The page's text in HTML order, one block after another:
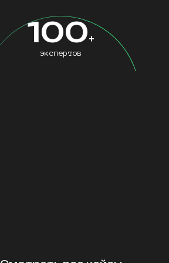
100+
экспертов